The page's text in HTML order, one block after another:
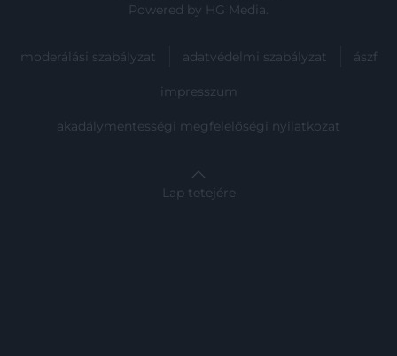
Powered by HG Media.
moderálási szabályzat adatvédelmi szabályzat ászf
impresszum
akadálymentességi megfelelőségi nyilatkozat
Lap tetejére